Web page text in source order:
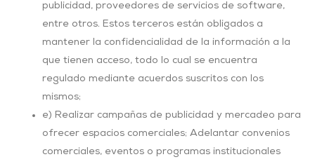
publicidad, proveedores de servicios de software,
entre otros. Estos terceros están obligados a
mantener la confidencialidad de la información a la
que tienen acceso, todo lo cual se encuentra
regulado mediante acuerdos suscritos con los
mismos;
e) Realizar campañas de publicidad y mercadeo para
ofrecer espacios comerciales; Adelantar convenios
comerciales, eventos o programas institucionales